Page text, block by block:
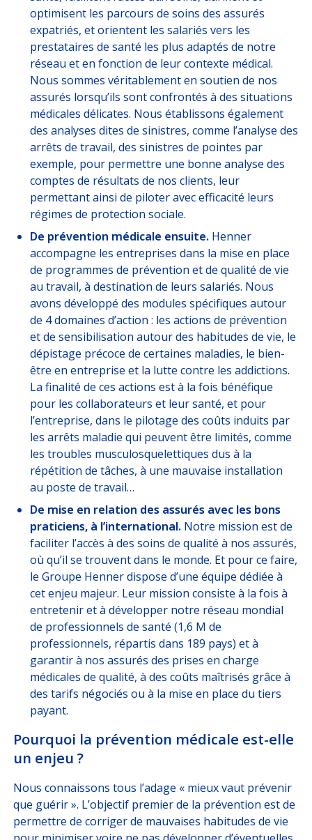
optimisent les parcours de soins des assurés
expatriés, et orientent les salariés vers les
prestataires de santé les plus adaptés de notre
réseau et en fonction de leur contexte médical.
Nous sommes véritablement en soutien de nos
assurés lorsqu’ils sont confrontés à des situations
médicales délicates. Nous établissons également
des analyses dites de sinistres, comme l’analyse des
arrêts de travail, des sinistres de pointes par
exemple, pour permettre une bonne analyse des
comptes de résultats de nos clients, leur
permettant ainsi de piloter avec efficacité leurs
régimes de protection sociale.
De prévention médicale ensuite. Henner
accompagne les entreprises dans la mise en place
de programmes de prévention et de qualité de vie
au travail, à destination de leurs salariés. Nous
avons développé des modules spécifiques autour
de 4 domaines d’action : les actions de prévention
et de sensibilisation autour des habitudes de vie, le
dépistage précoce de certaines maladies, le bien-
être en entreprise et la lutte contre les addictions.
La finalité de ces actions est à la fois bénéfique
pour les collaborateurs et leur santé, et pour
l’entreprise, dans le pilotage des coûts induits par
les arrêts maladie qui peuvent être limités, comme
les troubles musculosquelettiques dus à la
répétition de tâches, à une mauvaise installation
au poste de travail…
De mise en relation des assurés avec les bons
praticiens, à l’international. Notre mission est de
faciliter l’accès à des soins de qualité à nos assurés,
où qu’il se trouvent dans le monde. Et pour ce faire,
le Groupe Henner dispose d’une équipe dédiée à
cet enjeu majeur. Leur mission consiste à la fois à
entretenir et à développer notre réseau mondial
de professionnels de santé (1,6 M de
professionnels, répartis dans 189 pays) et à
garantir à nos assurés des prises en charge
médicales de qualité, à des coûts maîtrisés grâce à
des tarifs négociés ou à la mise en place du tiers
payant.
Pourquoi la prévention médicale est-elle
un enjeu ?
Nous connaissons tous l’adage « mieux vaut prévenir
que guérir ». L’objectif premier de la prévention est de
permettre de corriger de mauvaises habitudes de vie